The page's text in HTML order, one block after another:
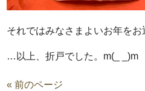
それではみなさまよいお年をお
…以上、折戸でした。m(_ _)m
« 前のページ